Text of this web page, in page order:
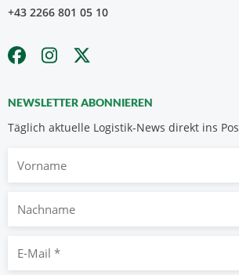
+43 2266 801 05 10
NEWSLETTER ABONNIEREN
Täglich aktuelle Logistik-News direkt ins
Nachname
Mail